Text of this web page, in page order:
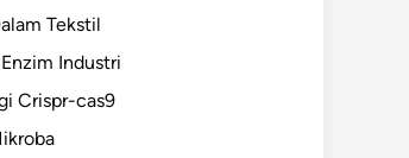
Tekstil
Industri
Crispr-cas9